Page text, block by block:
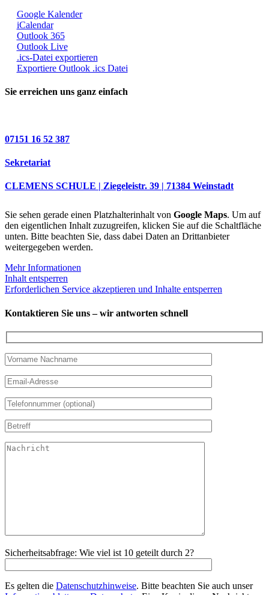
Google Kalender
iCalendar
Outlook 365
Outlook Live
.ics-Datei exportieren
Exportiere Outlook .ics Datei
Sie erreichen uns ganz einfach
07151 16 52 387
Sekretariat
CLEMENS SCHULE | Ziegeleistr. 39 | 71384 Weinstadt
Sie sehen gerade einen Platzhalterinhalt von Google Maps. Um auf
den eigentlichen Inhalt zuzugreifen, klicken Sie auf die Schaltfläche
unten. Bitte beachten Sie, dass dabei Daten an Drittanbieter
weitergegeben werden.
Mehr Informationen
Inhalt entsperren
Erforderlichen Service akzeptieren und Inhalte entsperren
Kontaktieren Sie uns – wir antworten schnell
Sicherheitsabfrage: Wie viel ist 10 geteilt durch 2?
Es gelten die Datenschutzhinweise. Bitte beachten Sie auch unser